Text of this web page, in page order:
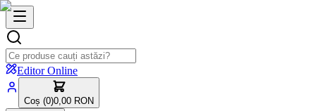
Editor Online
Coș (0)0,00 RON